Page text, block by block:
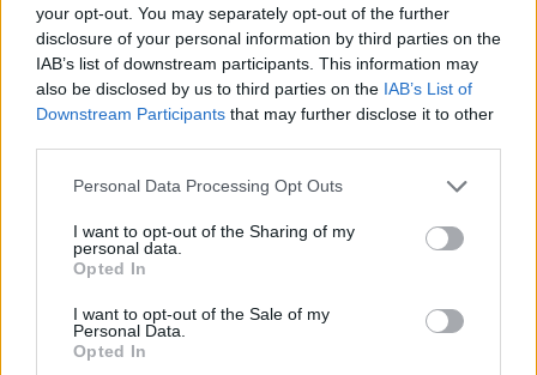
your opt-out. You may separately opt-out of the further
disclosure of your personal information by third parties on the
IAB’s list of downstream participants. This information may
also be disclosed by us to third parties on the IAB’s List of
Downstream Participants that may further disclose it to other
Personal Data Processing Opt Outs
I want to opt-out of the Sharing of my
personal data.
Opted In
I want to opt-out of the Sale of my
Personal Data.
Opted In
Tarjetas de Combustible para
Particulares: Ofertas y Suscripciones
Las tarjetas de combustible no son solo una herramienta comercial;